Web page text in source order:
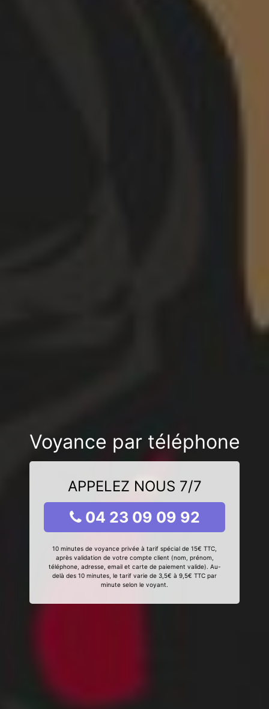
Voyance par téléphone
APPELEZ NOUS 7/7
04 23 09 09 92
10 minutes de voyance privée à tarif spécial de 15€ TTC,
après validation de votre compte client (nom, prénom,
téléphone, adresse, email et carte de paiement valide). Au-
delà des 10 minutes, le tarif varie de 3,5€ à 9,5€ TTC par
minute selon le voyant.